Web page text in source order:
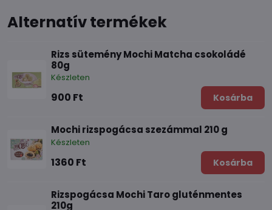
Alternatív termékek
Rizs sütemény Mochi Matcha csokoládé
80g
Készleten
900 Ft Kosárba
Mochi rizspogácsa szezámmal 210 g
Készleten
1360 Ft Kosárba
Rizspogácsa Mochi Taro gluténmentes
210g